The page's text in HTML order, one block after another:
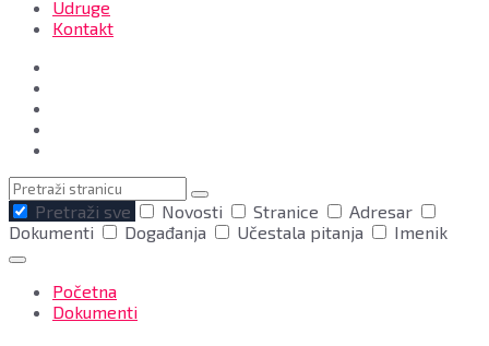
Udruge
Kontakt
Pretraga
Pretraži sve
Novosti Stranice
Adresar
Dokumenti
Događanja Učestala pitanja Imenik
Početna
Dokumenti